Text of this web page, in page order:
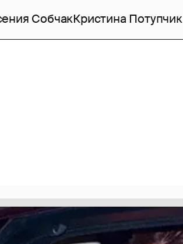
СобчакКристина Потупчик